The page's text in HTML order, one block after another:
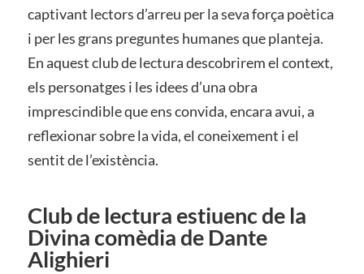
captivant lectors d’arreu per la seva força poètica
i per les grans preguntes humanes que planteja.
En aquest club de lectura descobrirem el context,
els personatges i les idees d’una obra
imprescindible que ens convida, encara avui, a
reflexionar sobre la vida, el coneixement i el
sentit de l’existència.
Club de lectura estiuenc de la
Divina comèdia de Dante
Alighieri